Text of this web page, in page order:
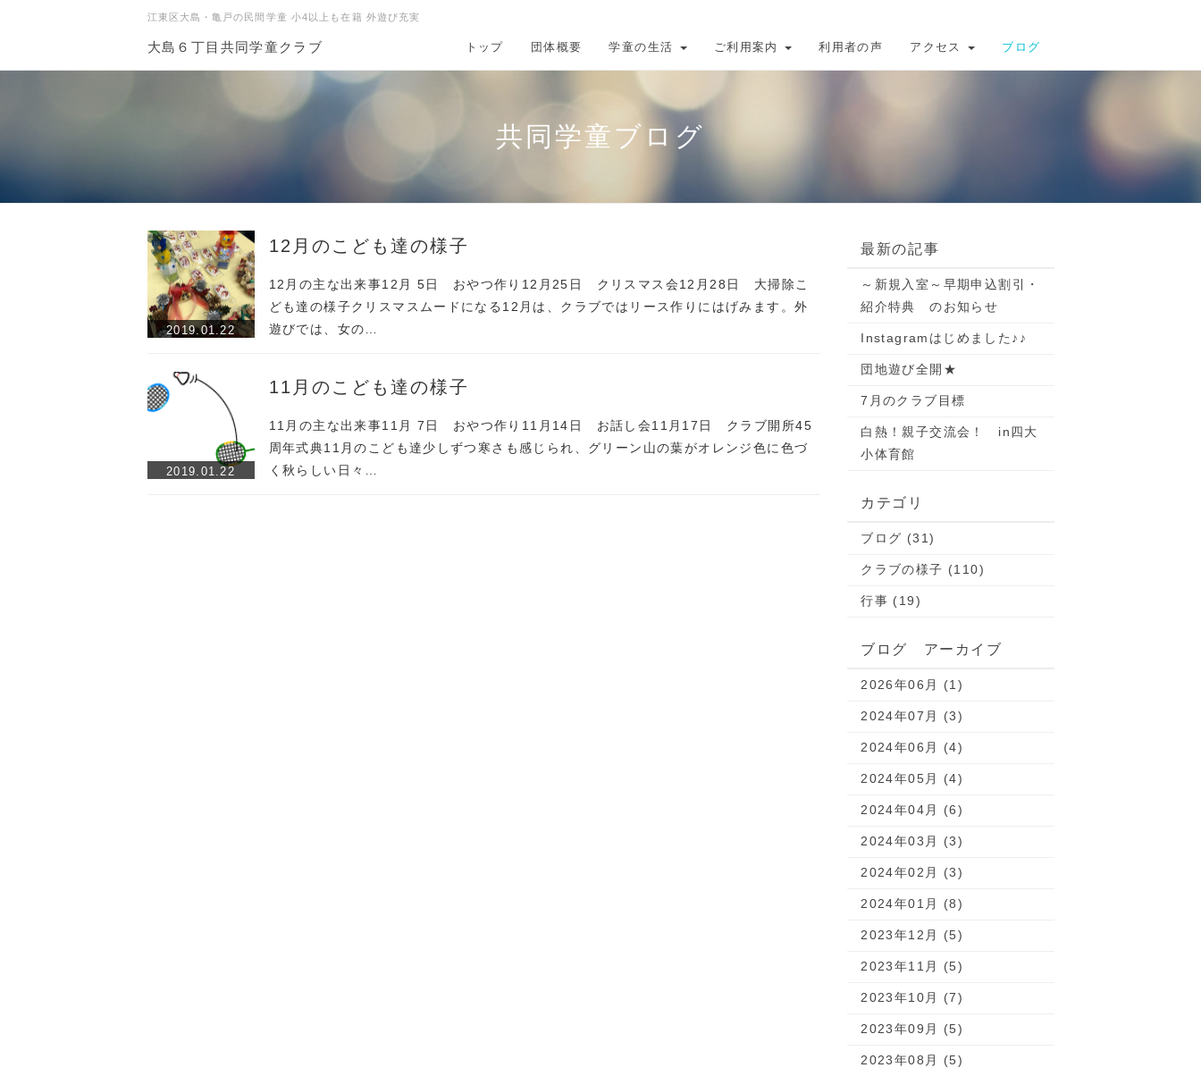
江東区大島・亀戸の民間学童 小4以上も在籍 外遊び充実
大島６丁目共同学童クラブ トップ 団体概要 学童の生活 ご利用案内 利用者の声 アクセス ブログ
共同学童ブログ
2019.01.22
12月のこども達の様子
12月の主な出来事12月 5日 おやつ作り12月25日 クリスマス会12月28日 大掃除こ
ども達の様子クリスマスムードになる12月は、クラブではリース作りにはげみます。外
遊びでは、女の…
2019.01.22
11月のこども達の様子
11月の主な出来事11月 7日 おやつ作り11月14日 お話し会11月17日 クラブ開所45
周年式典11月のこども達少しずつ寒さも感じられ、グリーン山の葉がオレンジ色に色づ
く秋らしい日々…
最新の記事
～新規入室～早期申込割引・
紹介特典 のお知らせ
Instagramはじめました♪♪
団地遊び全開★
7月のクラブ目標
白熱！親子交流会！ in四大
小体育館
カテゴリ
ブログ (31)
クラブの様子 (110)
行事 (19)
ブログ アーカイブ
2026年06月 (1)
2024年07月 (3)
2024年06月 (4)
2024年05月 (4)
2024年04月 (6)
2024年03月 (3)
2024年02月 (3)
2024年01月 (8)
2023年12月 (5)
2023年11月 (5)
2023年10月 (7)
2023年09月 (5)
2023年08月 (5)